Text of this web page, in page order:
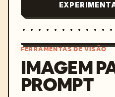
FERRAMENTAS DE VISÃO
IMAGEM
PROMPT